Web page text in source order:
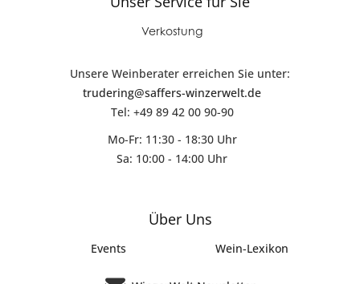
Verkostung
Unsere Weinberater erreichen Sie unter:
trudering@saffers-winzerwelt.de
Tel: +49 89 42 00 90-90
Mo-Fr: 11:30 - 18:30 Uhr
Sa: 10:00 - 14:00 Uhr
Über Uns
Events Wein-Lexikon